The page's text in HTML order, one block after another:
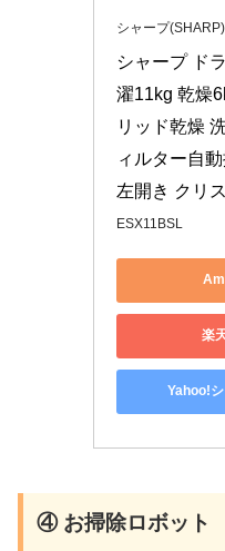
シャープ(SHARP)
シャープ ド
濯11kg 乾燥
リッド乾燥
ィルター自
左開き クリ
ESX11BSL
楽
Yahoo!
④ お掃除ロボット